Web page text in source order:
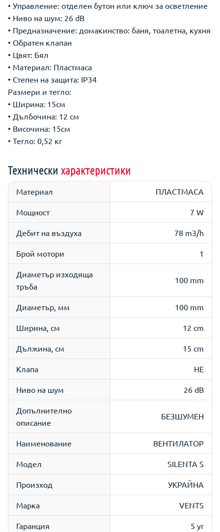
• Управление: отделен бутон или ключ за осветление
• Ниво на шум: 26 dB
• Предназначение: домакинство: баня, тоалетна, кухня
• Обратен клапан
• Цвят: Бял
• Материал: Пластмаса
• Степен на защита: IP34
Размери и тегло:
• Ширина: 15см
• Дълбочина: 12 см
• Височина: 15см
• Тегло: 0,52 кг
Технически характеристики
Материал ПЛАСТМАСА
Мощност 7 W
Дебит на въздуха 78 m3/h
Брой мотори 1
Диаметър изходяща
тръба
100 mm
Диаметър, мм 100 mm
Ширина, см 12 cm
Дължина, см 15 cm
Клапа НЕ
Ниво на шум 26 dB
Допълнително
описание
БЕЗШУМЕН
Наименование ВЕНТИЛАТОР
Модел SILENTA S
Произход УКРАЙНА
Марка VENTS
Гаранция 5 yr